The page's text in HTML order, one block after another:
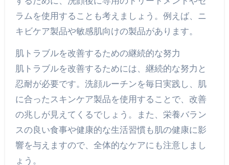
ラムを使用することも考えましょう。例えば、ニ
キビケア製品や敏感肌向けの製品があります。
肌トラブルを改善するための継続的な努力
肌トラブルを改善するためには、継続的な努力と
忍耐が必要です。洗顔ルーチンを毎日実践し、肌
に合ったスキンケア製品を使用することで、改善
の兆しが見えてくるでしょう。また、栄養バラン
スの良い食事や健康的な生活習慣も肌の健康に影
響を与えますので、全体的なケアにも注意しまし
ょう。